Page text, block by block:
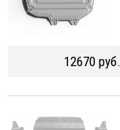
12670 руб.